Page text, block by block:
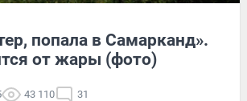
попала в Самарканд».
от жары (фото)
43 110 31